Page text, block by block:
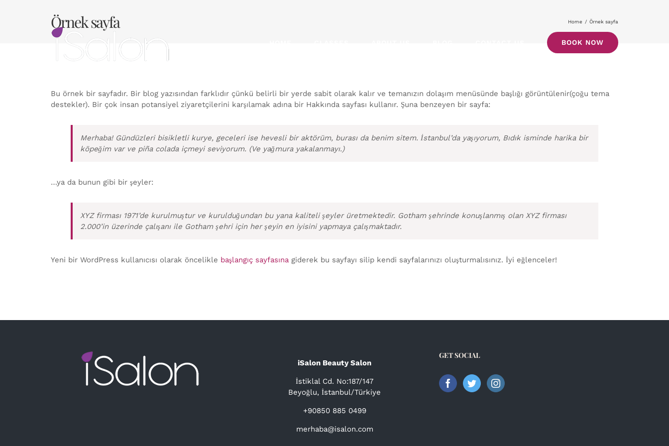
BOOK NOW
Örnek sayfa Home / Örnek sayfa
Bu örnek bir sayfadır. Bir blog yazısından farklıdır çünkü belirli bir yerde sabit olarak kalır ve temanızın dolaşım menüsünde başlığı görüntülenir(çoğu tema
destekler). Bir çok insan potansiyel ziyaretçilerini karşılamak adına bir Hakkında sayfası kullanır. Şuna benzeyen bir sayfa:
Merhaba! Gündüzleri bisikletli kurye, geceleri ise hevesli bir aktörüm, burası da benim sitem. İstanbul’da yaşıyorum, Bıdık isminde harika bir
köpeğim var ve piña colada içmeyi seviyorum. (Ve yağmura yakalanmayı.)
…ya da bunun gibi bir şeyler:
XYZ firması 1971’de kurulmuştur ve kurulduğundan bu yana kaliteli şeyler üretmektedir. Gotham şehrinde konuşlanmış olan XYZ firması
2.000’in üzerinde çalışanı ile Gotham şehri için her şeyin en iyisini yapmaya çalışmaktadır.
Yeni bir WordPress kullanıcısı olarak öncelikle başlangıç sayfasına giderek bu sayfayı silip kendi sayfalarınızı oluşturmalısınız. İyi eğlenceler!
iSalon Beauty Salon
İstiklal Cd. No:187/147
Beyoğlu, İstanbul/Türkiye
+90850 885 0499
merhaba@isalon.com
GET SOCIAL